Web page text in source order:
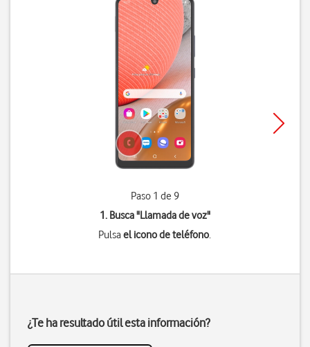
Paso 1 de 9
1. Busca "Llamada de voz"
Pulsael icono de teléfono.
¿Te ha resultado útil esta información?